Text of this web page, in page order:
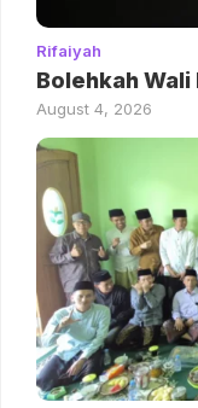
Rifaiyah
Bolehkah
August 4, 2026